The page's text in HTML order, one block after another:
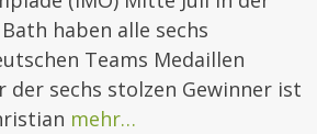
haben alle sechs
Teams Medaillen
der sechs stolzen Gewinner ist
mehr…